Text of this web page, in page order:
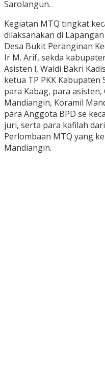
Sarolangun.
Kegiatan MTQ tingkat
dilaksanakan di
Desa Bukit Peranginan
Ir M. Arif, sekda
Asisten l, Waldi Bakri
ketua TP PKK Kabupaten
para Kabag, para
Mandiangin, Koramil
para Anggota BPD se
juri, serta para kafilah
Perlombaan MTQ yang
Mandiangin.